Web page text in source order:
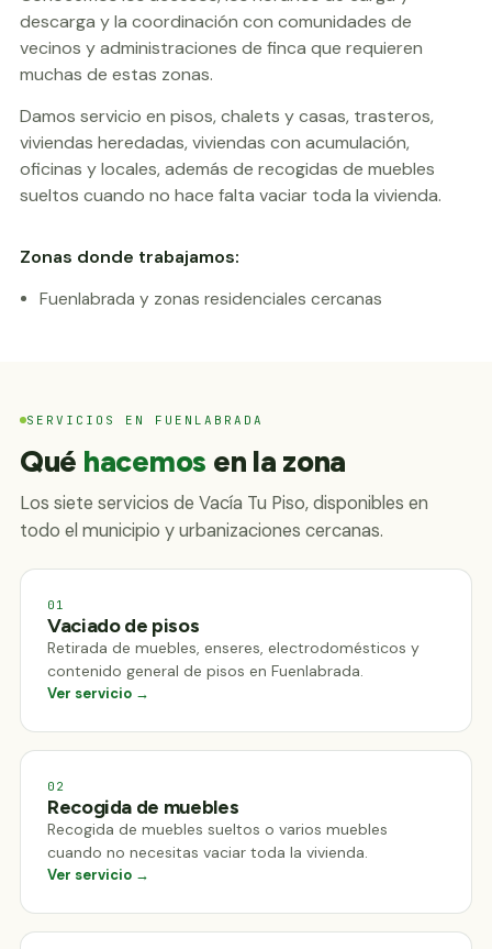
descarga y la coordinación con comunidades de
vecinos y administraciones de finca que requieren
muchas de estas zonas.
Damos servicio en pisos, chalets y casas, trasteros,
viviendas heredadas, viviendas con acumulación,
oficinas y locales, además de recogidas de muebles
sueltos cuando no hace falta vaciar toda la vivienda.
Zonas donde trabajamos:
Fuenlabrada y zonas residenciales cercanas
SERVICIOS EN FUENLABRADA
Qué hacemos en la zona
Los siete servicios de Vacía Tu Piso, disponibles en
todo el municipio y urbanizaciones cercanas.
01
Vaciado de pisos
Retirada de muebles, enseres, electrodomésticos y
contenido general de pisos en Fuenlabrada.
Ver servicio →
02
Recogida de muebles
Recogida de muebles sueltos o varios muebles
cuando no necesitas vaciar toda la vivienda.
Ver servicio →